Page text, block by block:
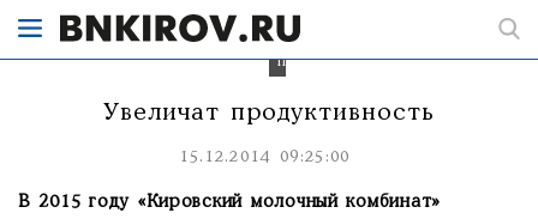
собственного
производства.
Увеличат продуктивность
15.12.2014 09:25:00
В 2015 году «Кировский молочный комбинат»